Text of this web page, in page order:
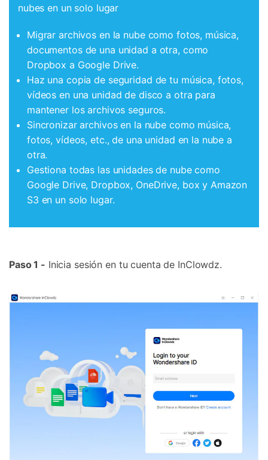
nubes en un solo lugar
Migrar archivos en la nube como fotos, música,
documentos de una unidad a otra, como
Dropbox a Google Drive.
Haz una copia de seguridad de tu música, fotos,
vídeos en una unidad de disco a otra para
mantener los archivos seguros.
Sincronizar archivos en la nube como música,
fotos, vídeos, etc., de una unidad en la nube a
otra.
Gestiona todas las unidades de nube como
Google Drive, Dropbox, OneDrive, box y Amazon
S3 en un solo lugar.
Paso 1 - Inicia sesión en tu cuenta de InClowdz.